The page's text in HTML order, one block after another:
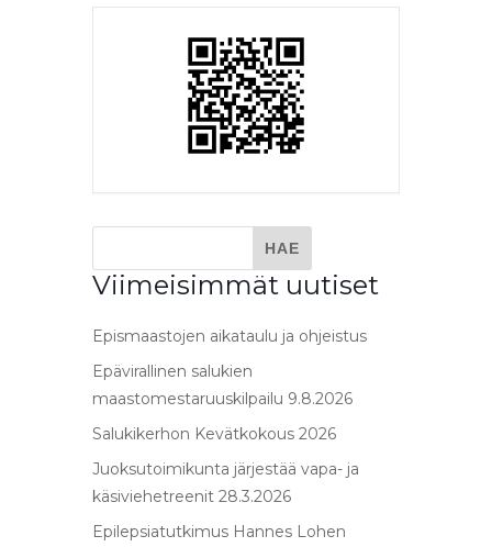
Viimeisimmät uutiset
Epismaastojen aikataulu ja ohjeistus
Epävirallinen salukien
maastomestaruuskilpailu 9.8.2026
Salukikerhon Kevätkokous 2026
Juoksutoimikunta järjestää vapa- ja
käsiviehetreenit 28.3.2026
Epilepsiatutkimus Hannes Lohen